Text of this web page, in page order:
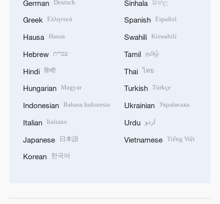
German Deutsch
Greek Ελληνικά
Hausa Hausa
Hebrew עברית
Hindi हिन्दी
Hungarian Magyar
Indonesian Bahasa Indonesia
Italian Italiano
Japanese 日本語
Korean 한국어
Sinhala සිංහල
Spanish Español
Swahili Kiswahili
Tamil தமிழ்
Thai ไทย
Turkish Türkçe
Ukrainian Українська
Urdu اردو
Vietnamese Tiếng Việt